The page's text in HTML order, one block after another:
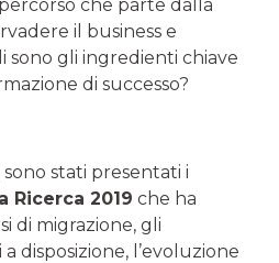
che parte dalla
il business e
sono gli ingredienti chiave
di successo?
stati presentati i
Ricerca 2019 che ha
di migrazione, gli
disposizione, l’evoluzione